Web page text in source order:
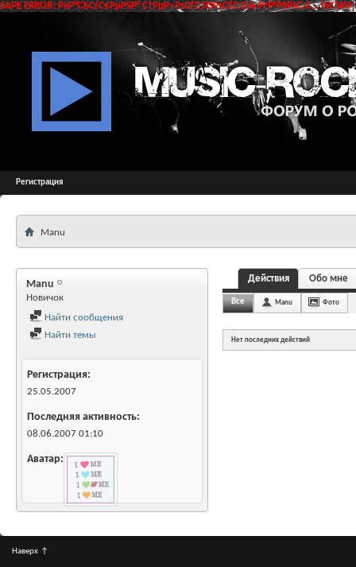
SAPE ERROR: РќР°СЂСѓС€РµРЅР° С†РµР»РѕСЃС‚РЅРѕСЃС‚СЊ РґР°РЅРЅС‹С…
Регистрация
Manu
Manu
Новичок
Найти сообщения
Найти темы
Регистрация
25.05.2007
Последняя активность
08.06.2007 01:10
Аватар
Действия Обо мне
Все Manu Фото
Нет последних действий
Наверх ↑